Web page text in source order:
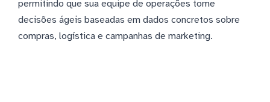
permitindo que sua equipe de operações tome
decisões ágeis baseadas em dados concretos sobre
compras, logística e campanhas de marketing.